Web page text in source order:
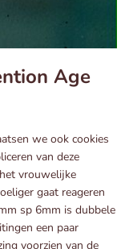
Age
we ook cookies
van deze
vrouwelijke
gaat reageren
sp 6mm is dubbele
een paar
voorzien van de